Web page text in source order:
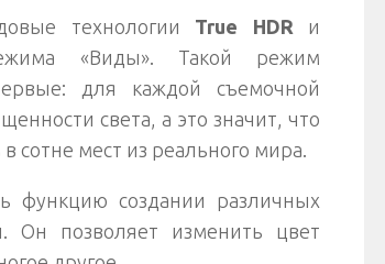
технологии True HDR и
«Виды». Такой режим
для каждой съемочной
света, а это значит, что
сотне мест из реального мира.
функцию создании различных
Он позволяет изменить цвет